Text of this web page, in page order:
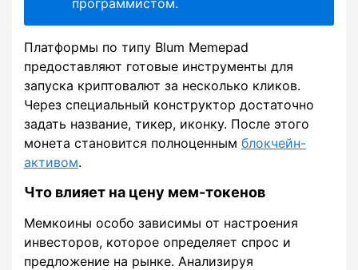
Платформы по типу Blum Memepad
предоставляют готовые инструменты для
запуска криптовалют за несколько кликов.
Через специальный конструктор достаточно
задать название, тикер, иконку. После этого
монета становится полноценным блокчейн-
активом.
Что влияет на цену мем-токенов
Мемкоины особо зависимы от настроения
инвесторов, которое определяет спрос и
предложение на рынке. Анализируя